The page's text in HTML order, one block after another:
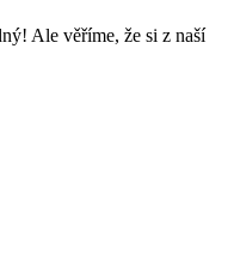
Ale věříme, že si z naší